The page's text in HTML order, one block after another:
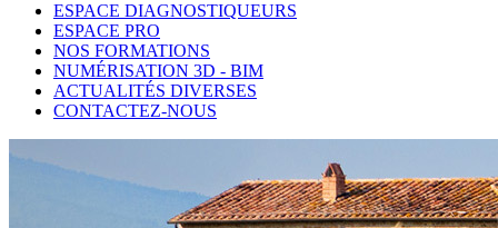
ESPACE DIAGNOSTIQUEURS
ESPACE PRO
NOS FORMATIONS
NUMÉRISATION 3D - BIM
ACTUALITÉS DIVERSES
CONTACTEZ-NOUS